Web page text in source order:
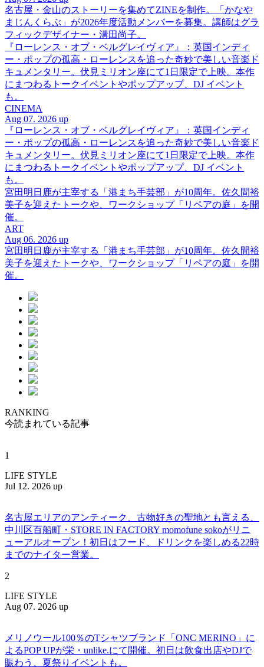
名古屋・金山のストーリーを集めてZINEを制作。「かなや
まじんくらぶ」が2026年度活動メンバーを募集。講師はグラ
フィックデザイナー・溝田尚子。
『ローレンス・オブ・ベルグレイヴィア』：英国インディ
ー・ポップの孤高・ローレンスを追った奇妙で美しい音楽ド
キュメンタリー。伏見ミリオン座にて1日限定で上映。本作
にまつわるトークイベントやポップアップ、DJ イベント
も。
CINEMA
Aug 07. 2026 up
『ローレンス・オブ・ベルグレイヴィア』：英国インディ
ー・ポップの孤高・ローレンスを追った奇妙で美しい音楽ド
キュメンタリー。伏見ミリオン座にて1日限定で上映。本作
にまつわるトークイベントやポップアップ、DJ イベント
も。
宮田明日鹿が主宰する「港まち手芸部」が10周年。佐久間裕
美子を迎えたトークや、ワークショップ「リペアの庭」を開
催。
ART
Aug 06. 2026 up
宮田明日鹿が主宰する「港まち手芸部」が10周年。佐久間裕
美子を迎えたトークや、ワークショップ「リペアの庭」を開
催。
RANKING
今読まれている記事
1
LIFE STYLE
Jul 12. 2026 up
名古屋エリアのアンティーク、古物好きの聖地とも言える、
中川区百船町・STORE IN FACTORY momofune sokoがリニ
ューアルオープン！初日はフード、ドリンクを楽しめる22時
までのナイター営業。
2
LIFE STYLE
Aug 07. 2026 up
メリノウール100％のTシャツブランド「ONC MERINO」に
よるPOP UPが栄・unlike.にて開催。初日は飲食出店やDJで
賑わう、夏祭りイベントも。